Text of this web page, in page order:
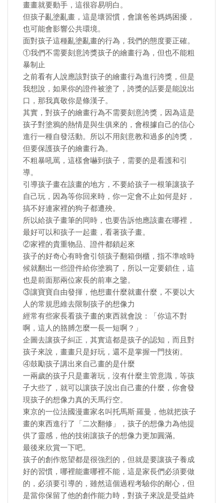
畫畫就要動手，這很容易明白。
但孩子亂塗亂畫，這是壞習慣，會讓爸爸媽媽困擾，
也可能會影響公共環境。
面對孩子這種亂塗亂畫的行為，我們的態度要正確。
①我們不需要刻意誇獎孩子的繪畫行為，但也不能粗
暴制止
之前看有人說應該對孩子的繪畫行為進行誇獎，但是
我想說，如果你的證件被塗了，誇獎的話要是能說出
口，那我真敬你是條漢子。
其實，對孩子的繪畫行為不需要刻意誇獎，因為這是
孩子對塗鴉的熱情是與生俱來的，會根據自己的信心
進行一種自發活動。所以不用刻意教和過多的誇獎，
但要保護孩子的繪畫行為。
不粗暴吼罵，這樣會嚇到孩子，需要的是看護和引
導。
引導孩子畫在該畫的地方，不要給孩子一根筆讓孩子
自己玩，因為等你回來時，你一定會不止如何是好，
搞不好連家裡的狗子都遭殃。
所以給孩子畫筆的同時，也要告訴他應該畫在哪裡，
最好可以和孩子一起畫，看著孩子畫。
②家裡的貴重物品、證件都鎖起來
孩子的好奇心有時會引領孩子翻箱倒櫃，指不準啥時
候就翻出一些證件給你塗鴉了，所以一定要鎖住，這
也是前面那兩位家長的前車之鑒。
③讓寶寶自由發揮，他想畫什麼就畫什麼，不要以大
人的常規思維去限制孩子的想像力
經常有些家長看孩子畫的東西就會說：「你這不對
啊，這人的胳膊怎麼一長一短啊？」
企圖去讓孩子糾正，其實這都是孩子的認知，而且對
孩子來說，畫畫只是好玩，還不是掌握一門技術。
④鼓勵孩子講出來自己畫的是什麼
一兩歲的孩子只是畫著玩，沒有什麼主管意識，等孩
子大些了，就可以讓孩子說出自己畫的什麼，你會發
現孩子的想像力真的天馬行空。
東京的一位法國漫畫家名叫托馬斯·羅曼，他就把孩子
畫的東西進行了「二次翻修」，孩子的想像力為他提
供了靈感，他的技術讓孩子的想像力更加圓滿。
最後來欣賞一下吧。
孩子的創作慾望都是很強烈的，但就是要讓孩子養成
好的習慣，哪裡能畫哪裡不能，這是家長們必須要做
的，必須要引導的，雖然這個過程考驗你的耐心，但
是當你保留了他的創作能力時，對孩子來說是受益終